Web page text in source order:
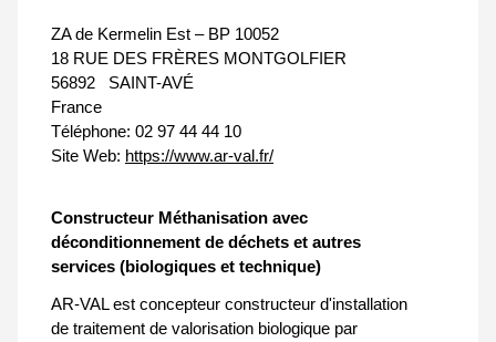
ZA de Kermelin Est – BP 10052
18 RUE DES FRÈRES MONTGOLFIER
56892
SAINT-AVÉ
France
Téléphone: 02 97 44 44 10
Site Web: https://www.ar-val.fr/
Constructeur Méthanisation avec
déconditionnement de déchets et autres
services (biologiques et technique)
AR-VAL est concepteur constructeur d'installation
de traitement de valorisation biologique par